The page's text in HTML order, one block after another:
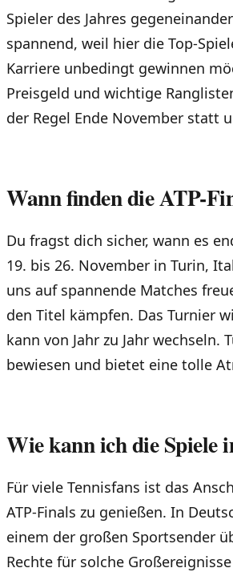
Spieler des Jahres
spannend, weil hier die Top-
Karriere unbedingt gewinnen
Preisgeld und wichtige
der Regel Ende November statt
Wann finden die ATP-
Du fragst dich sicher, wann es
19. bis 26. November in Turin,
uns auf spannende Matches
den Titel kämpfen. Das Turnier
kann von Jahr zu Jahr
bewiesen und bietet eine tolle
Wie kann ich die Spiele
Für viele Tennisfans ist das
ATP-Finals zu genießen. In
einem der großen Sportsender
Rechte für solche